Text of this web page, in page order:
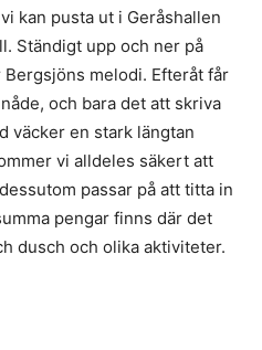
kan pusta ut i Geråshallen
Ständigt upp och ner på
melodi. Efteråt får
och bara det att skriva
väcker en stark längtan
vi alldeles säkert att
passar på att titta in
pengar finns där det
dusch och olika aktiviteter.